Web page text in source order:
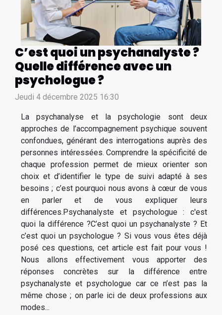
C’est quoi un psychanalyste ?
Quelle différence avec un
psychologue ?
Jeudi 4 décembre 2025 16:30
La psychanalyse et la psychologie sont deux
approches de l’accompagnement psychique souvent
confondues, générant des interrogations auprès des
personnes intéressées. Comprendre la spécificité de
chaque profession permet de mieux orienter son
choix et d’identifier le type de suivi adapté à ses
besoins ; c’est pourquoi nous avons à cœur de vous
en parler et de vous expliquer leurs
différences.Psychanalyste et psychologue : c'est
quoi la différence ?C’est quoi un psychanalyste ? Et
c’est quoi un psychologue ? Si vous vous êtes déjà
posé ces questions, cet article est fait pour vous !
Nous allons effectivement vous apporter des
réponses concrètes sur la différence entre
psychanalyste et psychologue car ce n’est pas la
même chose ; on parle ici de deux professions aux
modes...